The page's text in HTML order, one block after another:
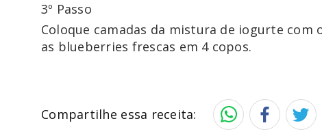
3º Passo
Coloque camadas da mistura de iogurte com
Compartilhe essa receita: